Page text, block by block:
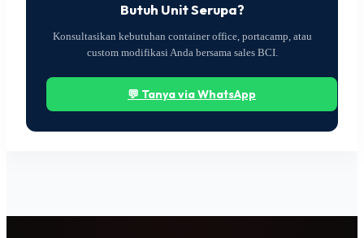
Butuh Unit Serupa?
Konsultasikan kebutuhan container office, portacamp, atau
custom modifikasi Anda bersama sales BCI.
💬 Tanya via WhatsApp